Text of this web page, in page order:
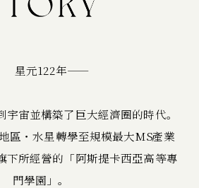
星元122年――
宙並構築了巨大經濟圈的時代。
區・水星轉學至規模最大MS產業
下所經營的「阿斯提卡西亞高等專
門學園」。